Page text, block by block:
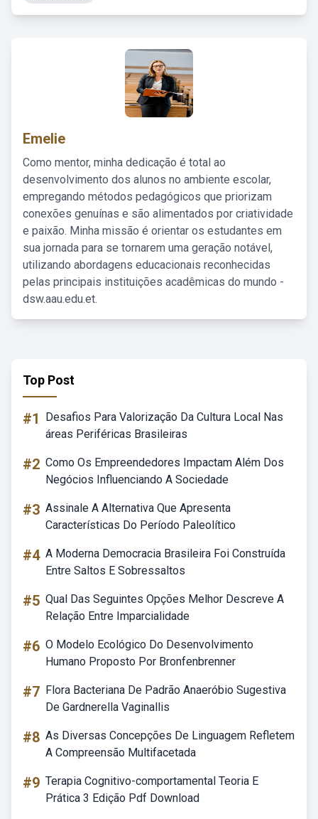
Emelie
Como mentor, minha dedicação é total ao
desenvolvimento dos alunos no ambiente escolar,
empregando métodos pedagógicos que priorizam
conexões genuínas e são alimentados por criatividade
e paixão. Minha missão é orientar os estudantes em
sua jornada para se tornarem uma geração notável,
utilizando abordagens educacionais reconhecidas
pelas principais instituições acadêmicas do mundo -
dsw.aau.edu.et.
Top Post
#1
Desafios Para Valorização Da Cultura Local Nas
áreas Periféricas Brasileiras
#2 Como Os Empreendedores Impactam Além Dos
Negócios Influenciando A Sociedade
#3 Assinale A Alternativa Que Apresenta
Características Do Período Paleolítico
#4 A Moderna Democracia Brasileira Foi Construída
Entre Saltos E Sobressaltos
#5 Qual Das Seguintes Opções Melhor Descreve A
Relação Entre Imparcialidade
#6 O Modelo Ecológico Do Desenvolvimento
Humano Proposto Por Bronfenbrenner
#7 Flora Bacteriana De Padrão Anaeróbio Sugestiva
De Gardnerella Vaginallis
#8 As Diversas Concepções De Linguagem Refletem
A Compreensão Multifacetada
#9 Terapia Cognitivo-comportamental Teoria E
Prática 3 Edição Pdf Download